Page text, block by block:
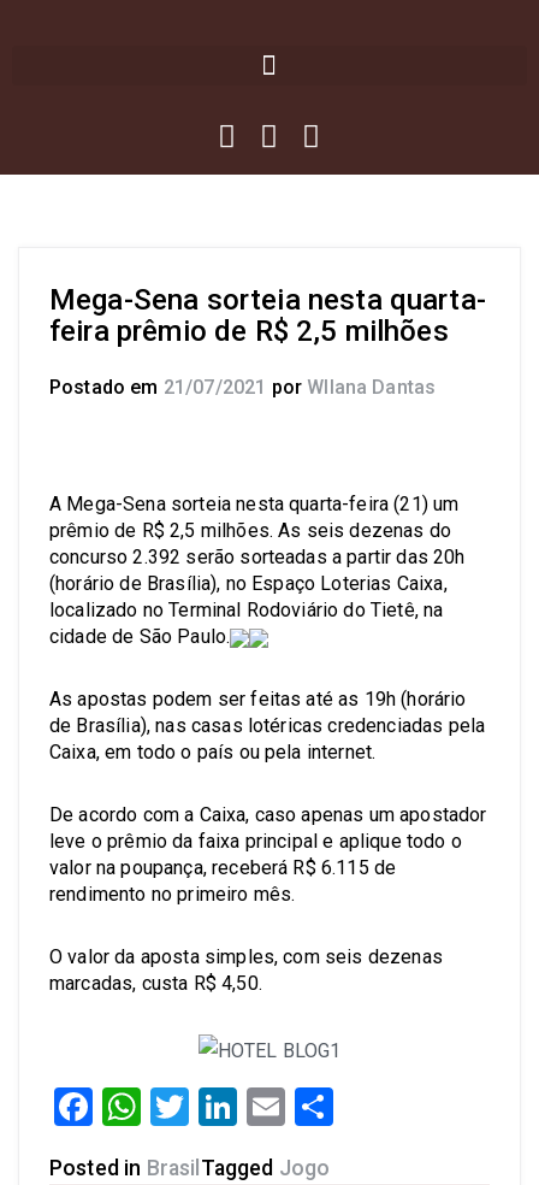
Mega-Sena sorteia nesta quarta-
feira prêmio de R$ 2,5 milhões
Postado em 21/07/2021 por Wllana Dantas
A Mega-Sena sorteia nesta quarta-feira (21) um
prêmio de R$ 2,5 milhões. As seis dezenas do
concurso 2.392 serão sorteadas a partir das 20h
(horário de Brasília), no Espaço Loterias Caixa,
localizado no Terminal Rodoviário do Tietê, na
cidade de São Paulo.
As apostas podem ser feitas até as 19h (horário
de Brasília), nas casas lotéricas credenciadas pela
Caixa, em todo o país ou pela internet.
De acordo com a Caixa, caso apenas um apostador
leve o prêmio da faixa principal e aplique todo o
valor na poupança, receberá R$ 6.115 de
rendimento no primeiro mês.
O valor da aposta simples, com seis dezenas
marcadas, custa R$ 4,50.
Facebook
WhatsApp
Twitter
LinkedIn
Email
Posted in Brasil Tagged Jogo